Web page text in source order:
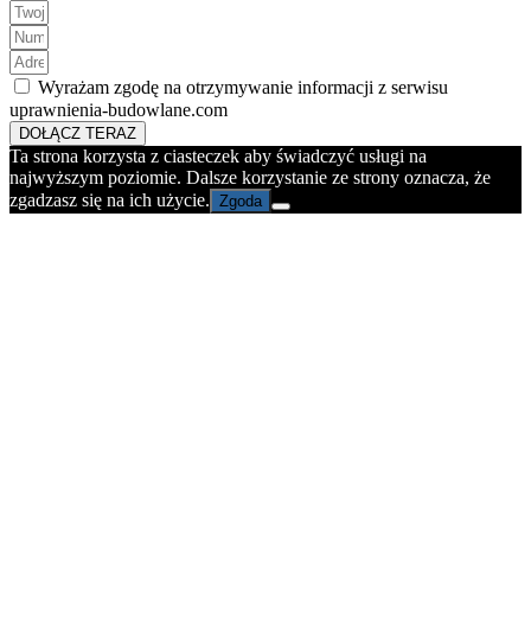
Wyrażam zgodę na otrzymywanie informacji z serwisu
uprawnienia-budowlane.com
DOŁĄCZ TERAZ
Ta strona korzysta z ciasteczek aby świadczyć usługi na
najwyższym poziomie. Dalsze korzystanie ze strony oznacza, że
zgadzasz się na ich użycie. Zgoda